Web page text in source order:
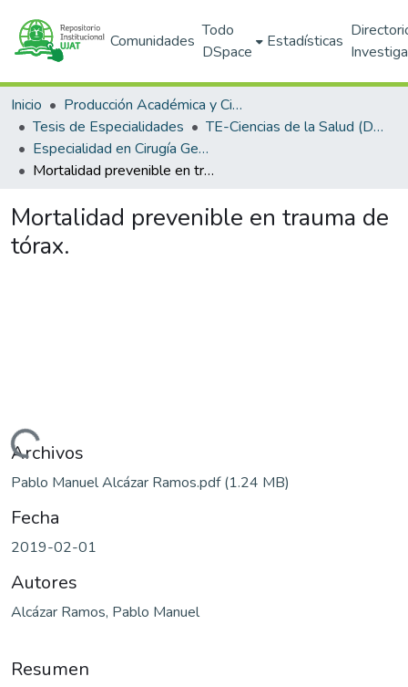
Comunidades
Todo
DSpace
Estadísticas
Inicio
Producción Académica y Científica
Tesis de Especialidades
TE-Ciencias de la Salud (DACS)
Especialidad en Cirugía General
Mortalidad prevenible en trauma de tórax.
Mortalidad prevenible en trauma de
tórax.
Cargando...
Archivos
Pablo Manuel Alcázar Ramos.pdf(1.24 MB)
Fecha
2019-02-01
Autores
Alcázar Ramos, Pablo Manuel
Resumen